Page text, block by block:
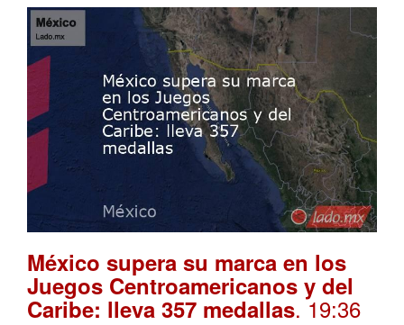
México supera su marca en los
Juegos Centroamericanos y del
Caribe: lleva 357 medallas. 19:36